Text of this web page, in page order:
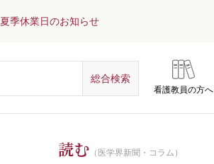
夏季休業日のお知らせ
看護教員の方へ
読む （医学界新聞・コラム）